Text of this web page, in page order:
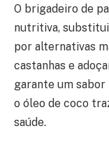
O brigadeiro de
nutritiva,
por alternativas
castanhas e
garante um sabor
o óleo de coco
saúde.